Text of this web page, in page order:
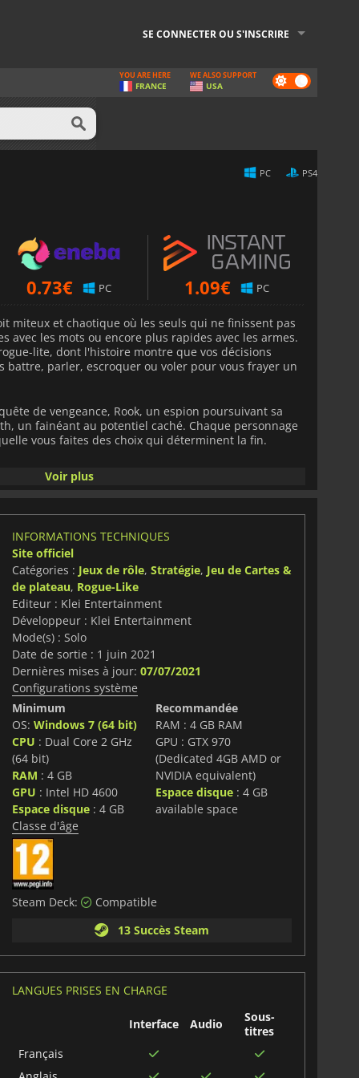
SE CONNECTER OU S'INSCRIRE
Dark
mode
YOU ARE HERE
FRANCE
WE ALSO SUPPORT
USA
PC PS4
0.73€ PC 1.09€ PC
miteux et chaotique où les seuls qui ne finissent pas
avec les mots ou encore plus rapides avec les armes.
lite, dont l'histoire montre que vos décisions
battre, parler, escroquer ou voler pour vous frayer un
de vengeance, Rook, un espion poursuivant sa
un fainéant au potentiel caché. Chaque personnage
vous faites des choix qui déterminent la fin.
donnent des options pour le combat ou la
spécialiser dans l'une ou l'autre de ces options,
Tuer vos ennemis peut vous apporter une
vous devrez affronter leurs amis vengeurs en cours de
pas vous en sortir par la négociation.
chose à offrir à quiconque possède les compétences
la force ou par la ruse. Explorez un environnement
rencontrez des personnages fascinants qui veulent
est aussi impitoyable que ses habitants. Choisissez
et vos amis si vous voulez vous en sortir vivant.
Voir plus
INFORMATIONS TECHNIQUES
Site officiel
Catégories : Jeux de rôle, Stratégie, Jeu de Cartes &
de plateau, Rogue-Like
Editeur : Klei Entertainment
Développeur : Klei Entertainment
Mode(s) : Solo
Date de sortie : 1 juin 2021
Dernières mises à jour: 07/07/2021
Configurations système
Minimum
OS: Windows 7 (64 bit)
CPU : Dual Core 2 GHz
(64 bit)
RAM : 4 GB
GPU : Intel HD 4600
Espace disque: 4 GB
Recommandée
RAM : 4 GB RAM
GPU : GTX 970
(Dedicated 4GB AMD or
NVIDIA equivalent)
Espace disque : 4 GB
available space
Classe d'âge
Steam Deck:
Compatible
13 Succès Steam
LANGUES PRISES EN CHARGE
Interface Audio
Sous-
titres
Français